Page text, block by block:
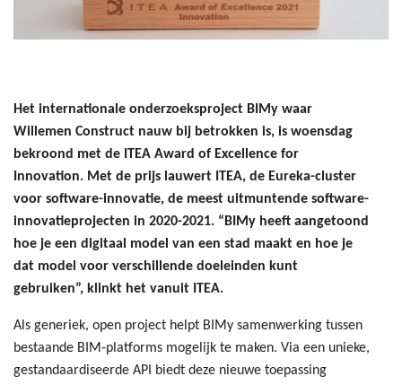
Het internationale onderzoeksproject BIMy waar
Willemen Construct nauw bij betrokken is, is woensdag
bekroond met de ITEA Award of Excellence for
Innovation. Met de prijs lauwert ITEA, de Eureka-cluster
voor software-innovatie, de meest uitmuntende software-
innovatieprojecten in 2020-2021. “BIMy heeft aangetoond
hoe je een digitaal model van een stad maakt en hoe je
dat model voor verschillende doeleinden kunt
gebruiken”, klinkt het vanuit ITEA.
Als generiek, open project helpt BIMy samenwerking tussen
bestaande BIM-platforms mogelijk te maken. Via een unieke,
gestandaardiseerde API biedt deze nieuwe toepassing